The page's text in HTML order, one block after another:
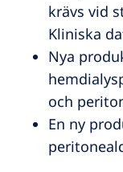
krävs vid
Kliniska
Nya
och
En ny